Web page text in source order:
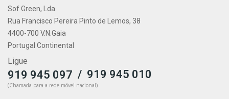
Sof Green, Lda
Rua Francisco Pereira Pinto de Lemos, 38
4400-700 V.N.Gaia
Portugal Continental
Ligue
919 945 097 / 919 945 010
(Chamada para a rede móvel nacional)